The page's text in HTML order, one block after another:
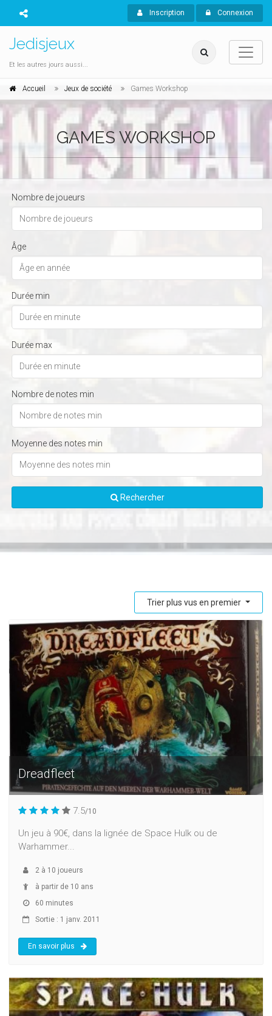
Inscription Connexion
Jedisjeux
Et les autres jours aussi...
Accueil Jeux de société Games Workshop
GAMES WORKSHOP
Nombre de joueurs
Âge
Durée min
Durée max
Nombre de notes min
Moyenne des notes min
Rechercher
Trier plus vus en premier
Dreadfleet
7.5/10
Un jeu à 90€, dans la lignée de Space Hulk ou de
Warhammer...
2 à 10 joueurs
à partir de 10 ans
60 minutes
Sortie : 1 janv. 2011
En savoir plus